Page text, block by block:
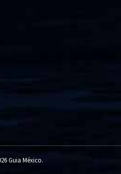
Guia México.